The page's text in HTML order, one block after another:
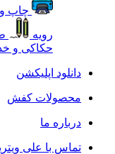
چاپ و
رویه
حکاکی و
دانلود اپلیکشن
محصولات کفش
درباره ما
تماس با علی